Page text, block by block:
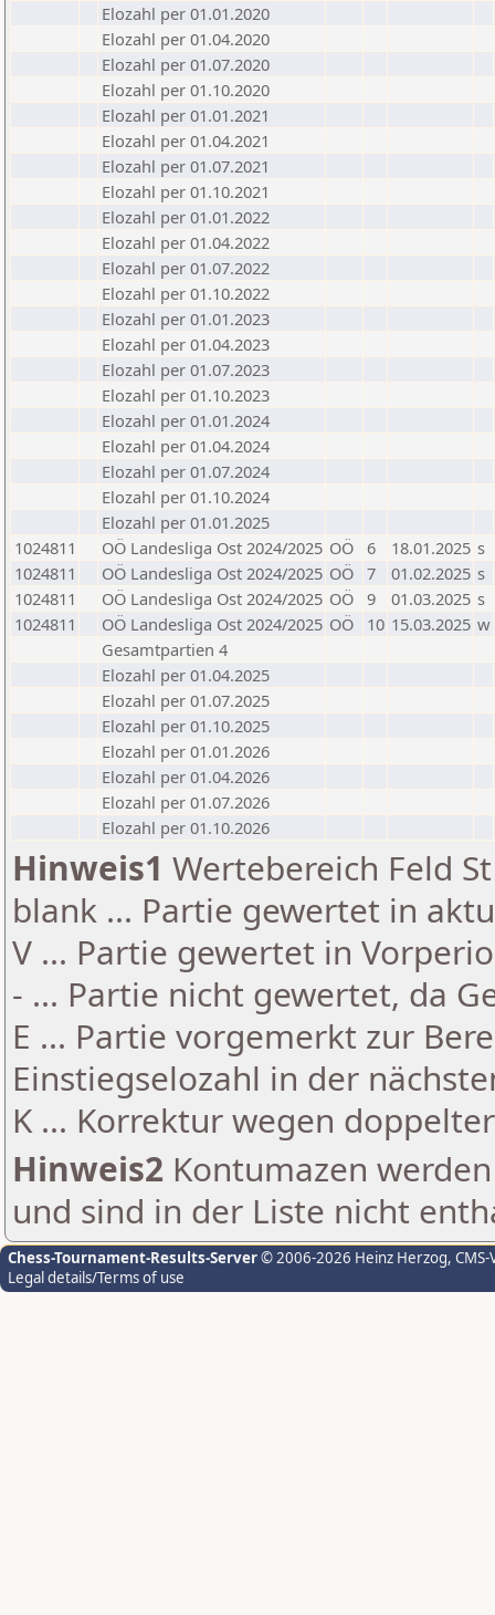
Elozahl per 01.01.2020
Elozahl per 01.04.2020
Elozahl per 01.07.2020
Elozahl per 01.10.2020
Elozahl per 01.01.2021
Elozahl per 01.04.2021
Elozahl per 01.07.2021
Elozahl per 01.10.2021
Elozahl per 01.01.2022
Elozahl per 01.04.2022
Elozahl per 01.07.2022
Elozahl per 01.10.2022
Elozahl per 01.01.2023
Elozahl per 01.04.2023
Elozahl per 01.07.2023
Elozahl per 01.10.2023
Elozahl per 01.01.2024
Elozahl per 01.04.2024
Elozahl per 01.07.2024
Elozahl per 01.10.2024
Elozahl per 01.01.2025
1024811
OÖ Landesliga Ost 2024/2025 OÖ 6 18.01.2025 s
1024811
OÖ Landesliga Ost 2024/2025 OÖ 7 01.02.2025 s
1024811
OÖ Landesliga Ost 2024/2025 OÖ 9 01.03.2025 s
1024811
OÖ Landesliga Ost 2024/2025 OÖ 10 15.03.2025 w
Gesamtpartien 4
Elozahl per 01.04.2025
Elozahl per 01.07.2025
Elozahl per 01.10.2025
Elozahl per 01.01.2026
Elozahl per 01.04.2026
Elozahl per 01.07.2026
Elozahl per 01.10.2026
Hinweis1 Wertebereich Feld
blank ... Partie gewertet in
V ... Partie gewertet in
- ... Partie nicht gewertet, da
E ... Partie vorgemerkt zur
Einstiegselozahl in der
K ... Korrektur wegen
Hinweis2 Kontumazen
und sind in der Liste nicht
Chess-Tournament-Results-Server© 2006-2026 Heinz Herzog,
Legal details/Terms of use